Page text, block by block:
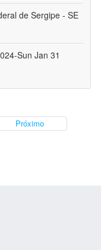
de Sergipe - SE
Sun Jan 31
Próximo